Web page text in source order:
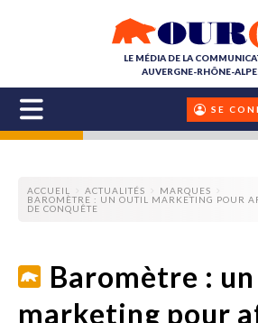
LE MÉDIA DE LA
AUVERGNE-RHÔNE-
SE
ACCUEIL ACTUALITÉS
MARQUES
BAROMÈTRE : UN OUTIL MARKETING POUR
DE CONQUÊTE
Baromètre :
marketing pour